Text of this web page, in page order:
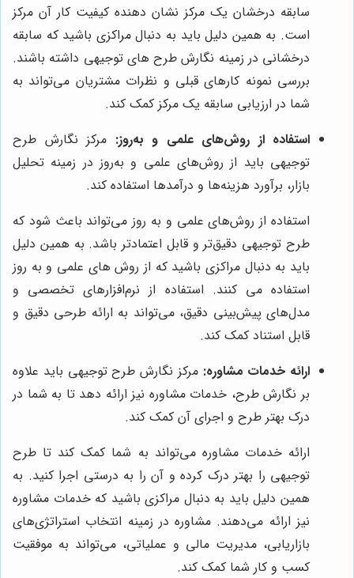
سابقه درخشان یک مرکز نشان دهنده کیفیت کار آن مرکز
است. به همین دلیل باید به دنبال مراکزی باشید که سابقه
درخشانی در زمینه نگارش طرح های توجیهی داشته باشند.
بررسی نمونه کارهای قبلی و نظرات مشتریان می‌تواند به
شما در ارزیابی سابقه یک مرکز کمک کند.
استفاده از روش‌های علمی و به‌روز: مرکز نگارش طرح
توجیهی باید از روش‌های علمی و به‌روز در زمینه تحلیل
بازار، برآورد هزینه‌ها و درآمدها استفاده کند.
استفاده از روش‌های علمی و به روز می‌تواند باعث شود که
طرح توجیهی دقیق‌تر و قابل اعتمادتر باشد. به همین دلیل
باید به دنبال مراکزی باشید که از روش های علمی و به روز
استفاده می کنند. استفاده از نرم‌افزارهای تخصصی و
مدل‌های پیش‌بینی دقیق، می‌تواند به ارائه طرحی دقیق و
قابل استناد کمک کند.
ارائه خدمات مشاوره: مرکز نگارش طرح توجیهی باید علاوه
بر نگارش طرح، خدمات مشاوره نیز ارائه دهد تا به شما در
درک بهتر طرح و اجرای آن کمک کند.
ارائه خدمات مشاوره می‌تواند به شما کمک کند تا طرح
توجیهی را بهتر درک کرده و آن را به درستی اجرا کنید. به
همین دلیل باید به دنبال مراکزی باشید که خدمات مشاوره
نیز ارائه می‌دهند. مشاوره در زمینه انتخاب استراتژی‌های
بازاریابی، مدیریت مالی و عملیاتی، می‌تواند به موفقیت
کسب و کار شما کمک کند.